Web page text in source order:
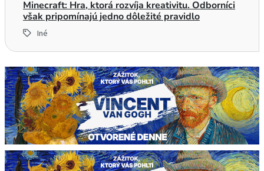
Minecraft: Hra, ktorá rozvíja kreativitu. Odborníci
však pripomínajú jedno dôležité pravidlo
Iné